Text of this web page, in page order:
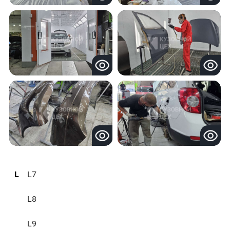
L L7
L8
L9